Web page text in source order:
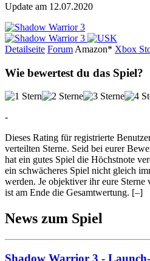
Update am 12.07.2020
Detailseite Forum Amazon* Xbox
Wie bewertest du das Spiel?
-
Dieses Rating für registrierte
verteilten Sterne. Seid bei eurer
hat ein gutes Spiel die Höchstnote
ein schwächeres Spiel nicht gleich
werden. Je objektiver ihr eure Sterne
ist am Ende die Gesamtwertung. [–]
News zum Spiel
Shadow Warrior 3 -